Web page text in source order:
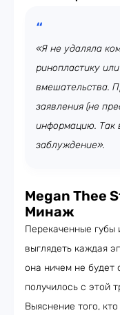
«Я не удаляла
ринопластику
вмешательства.
заявления (не
информацию. Так
заблуждение».
Megan Thee
Минаж
Перекаченные губы
выглядеть каждая
она ничем не будет
получилось с этой
Выяснение того,